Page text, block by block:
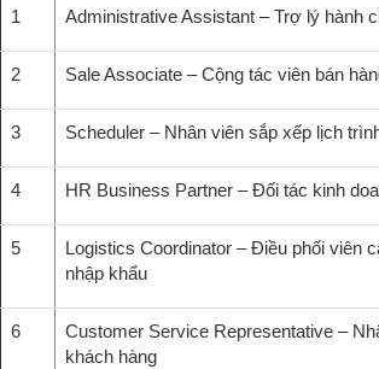
1 Administrative Assistant – Trợ lý hành
2 Sale Associate – Cộng tác viên bán
3 Scheduler – Nhân viên sắp xếp lịch
4 HR Business Partner – Đối tác kinh
5
Logistics Coordinator – Điều phối viên
nhập khẩu
6
Customer Service Representative –
khách hàng